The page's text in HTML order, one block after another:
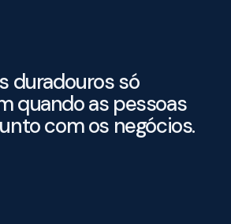
duradouros só
quando as pessoas
com os negócios.